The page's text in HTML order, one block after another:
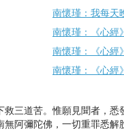
南懷瑾：我每天
南懷瑾：《心經
南懷瑾：《心經
南懷瑾：《心經
三道苦。惟願見聞者，悉
無阿彌陀佛，一切重罪悉解